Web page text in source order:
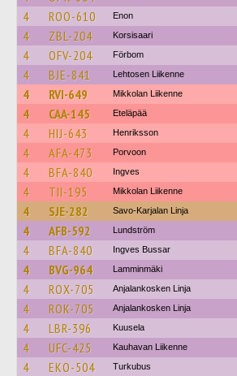
4 ROO-610 Enon
4 ZBL-204 Korsisaari
4 OFV-204 Förbom
4 BJE-841 Lehtosen Liikenne
4 RVI-649 Mikkolan Liikenne
4 CAA-145 Eteläpää
4 HIJ-643 Henriksson
4 AFA-473 Porvoon
4 BFA-840 Ingves
4 TII-195 Mikkolan Liikenne
4 SJE-282 Savo-Karjalan Linja
4 AFB-592 Lundström
4 BFA-840 Ingves Bussar
4 BVG-964 Lamminmäki
4 ROX-705 Anjalankosken Linja
4 ROK-705 Anjalankosken Linja
4 LBR-396 Kuusela
4 UFC-425 Kauhavan Liikenne
4 EKO-504 Turkubus